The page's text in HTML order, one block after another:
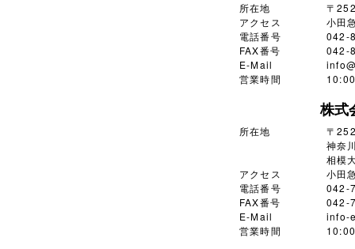
所在地
〒
アクセス
小田
電話番号
042-
FAX番号
042-
E-Mail
営業時間
株式
所在地
〒
神奈
相模
アクセス
小田
電話番号
042-
FAX番号
042-
E-Mail
info-
営業時間